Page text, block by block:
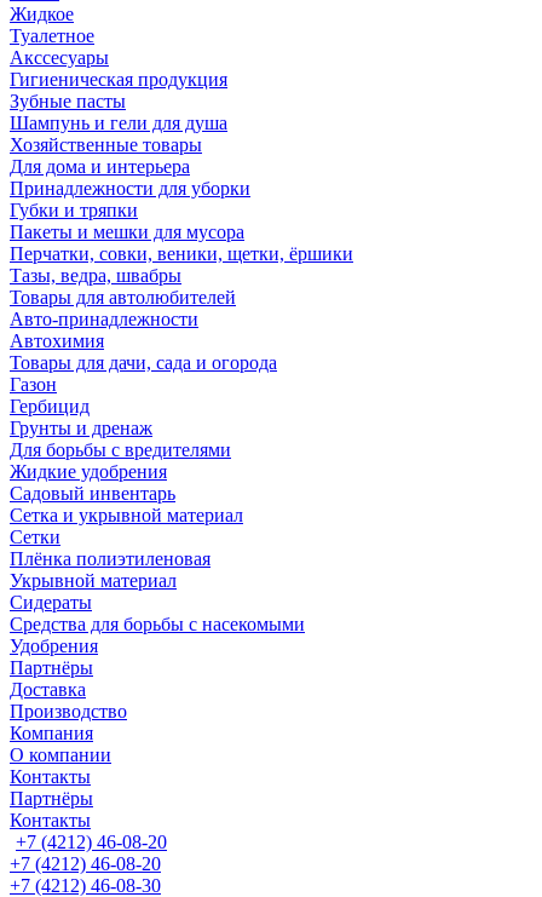
Жидкое
Туалетное
Акссесуары
Гигиеническая продукция
Зубные пасты
Шампунь и гели для душа
Хозяйственные товары
Для дома и интерьера
Принадлежности для уборки
Губки и тряпки
Пакеты и мешки для мусора
Перчатки, совки, веники, щетки, ёршики
Тазы, ведра, швабры
Товары для автолюбителей
Авто-принадлежности
Автохимия
Товары для дачи, сада и огорода
Газон
Гербицид
Грунты и дренаж
Для борьбы с вредителями
Жидкие удобрения
Садовый инвентарь
Сетка и укрывной материал
Сетки
Плёнка полиэтиленовая
Укрывной материал
Сидераты
Средства для борьбы с насекомыми
Удобрения
Партнёры
Доставка
Производство
Компания
О компании
Контакты
Партнёры
Контакты
+7 (4212) 46-08-20
+7 (4212) 46-08-20
+7 (4212) 46-08-30